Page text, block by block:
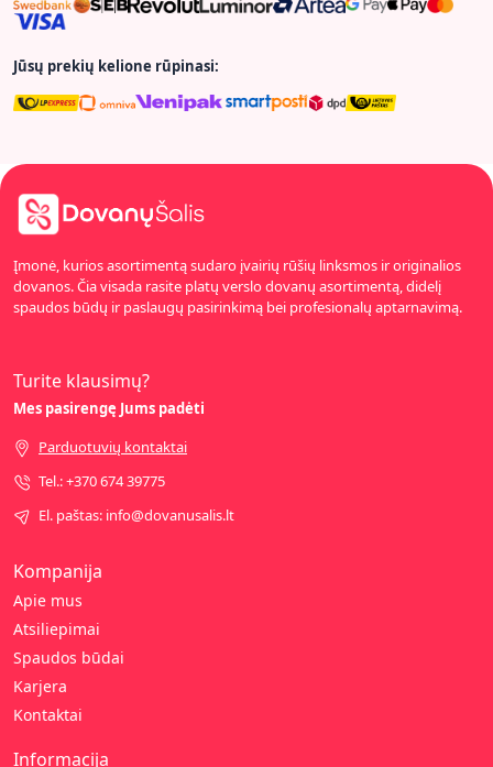
Jūsų prekių kelione rūpinasi:
Įmonė, kurios asortimentą sudaro įvairių rūšių linksmos ir originalios
dovanos. Čia visada rasite platų verslo dovanų asortimentą, didelį
spaudos būdų ir paslaugų pasirinkimą bei profesionalų aptarnavimą.
Kompanija
Apie mus
Atsiliepimai
Spaudos būdai
Karjera
Kontaktai
Informacija
Turite klausimų?
Mes pasirengę Jums padėti
Parduotuvių kontaktai
Tel.: +370 674 39775
El. paštas: info@dovanusalis.lt